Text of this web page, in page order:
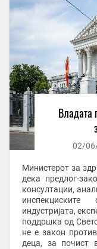
Владата
02/
Министерот за
дека предлог-
консултации,
инспекциските
индустријата,
поддршка од
не е закон
деца, за почист